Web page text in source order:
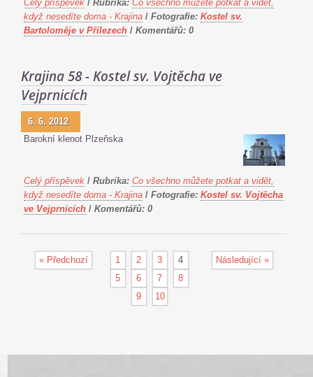
Celý příspěvek / Rubrika: Co všechno můžete potkat a vidět,
když nesedíte doma - Krajina / Fotografie: Kostel sv.
Bartoloměje v Přílezech / Komentářů: 0
Krajina 58 - Kostel sv. Vojtěcha ve
Vejprnicích
6. 6. 2012
Barokní klenot Plzeňska
Celý příspěvek / Rubrika: Co všechno můžete potkat a vidět,
když nesedíte doma - Krajina / Fotografie: Kostel sv. Vojtěcha
ve Vejprnicích / Komentářů: 0
« Předchozí 1 2 3
4
5
6 7
8
9
10
Následující »